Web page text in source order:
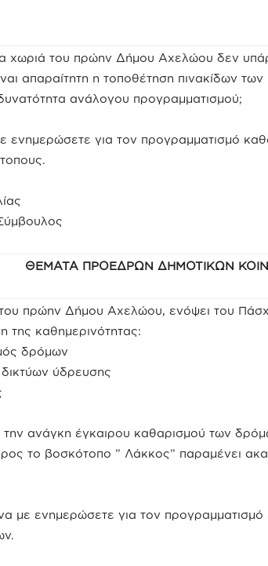
χωριά του πρώην Δήμου Αχελώου δεν
απαραίτητη η τοποθέτηση πινακίδων
ανάλογου προγραμματισμού;
ενημερώσετε για τον προγραμματισμό
ΘΕΜΑΤΑ ΠΡΟΕΔΡΩΝ ΔΗΜΟΤΙΚΩΝ
πρώην Δήμου Αχελώου, ενόψει του
της καθημερινότητας:
δρόμων
ύδρευσης
την ανάγκη έγκαιρου καθαρισμού των
το βοσκότοπο ” Λάκκος” παραμένει
με ενημερώσετε για τον